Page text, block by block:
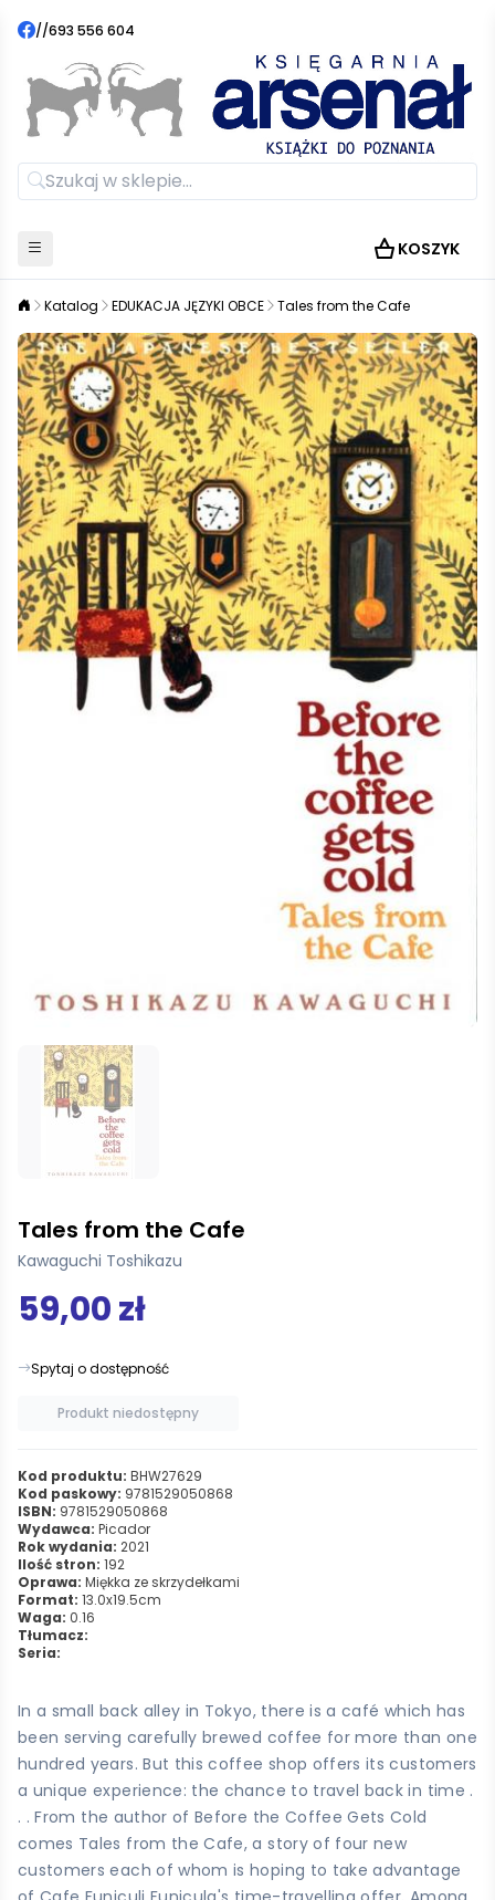
//693 556 604
KOSZYK
Katalog EDUKACJA JĘZYKI OBCE Tales from the Cafe
Tales from the Cafe
Kawaguchi Toshikazu
59,00 zł
Spytaj o dostępność
Produkt niedostępny
Kod produktu: BHW27629
Kod paskowy: 9781529050868
ISBN: 9781529050868
Wydawca: Picador
Rok wydania: 2021
Ilość stron: 192
Oprawa: Miękka ze skrzydełkami
Format: 13.0x19.5cm
Waga: 0.16
Tłumacz:
Seria:
In a small back alley in Tokyo, there is a café which has
been serving carefully brewed coffee for more than one
hundred years. But this coffee shop offers its customers
a unique experience: the chance to travel back in time .
. . From the author of Before the Coffee Gets Cold
comes Tales from the Cafe, a story of four new
customers each of whom is hoping to take advantage